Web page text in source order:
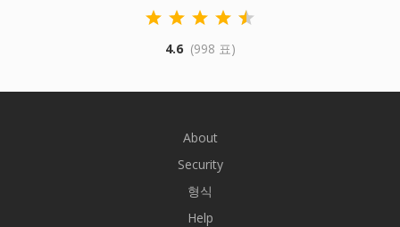
4.6 (998 표)
About
Security
형식
Help